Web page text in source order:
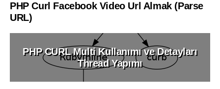
PHP Curl Facebook Video Url Almak (Parse
URL)
PHP CURL Multi Kullanımı ve Detayları
Thread Yapımı